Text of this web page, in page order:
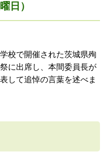
日）
校で開催された茨城県殉
に出席し、本間委員長が
して追悼の言葉を述べま